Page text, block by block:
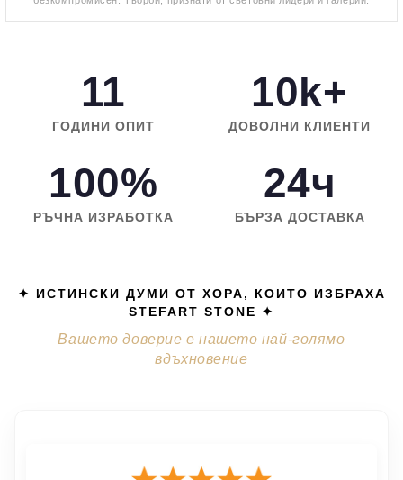
11
ГОДИНИ ОПИТ
10k+
ДОВОЛНИ КЛИЕНТИ
100%
РЪЧНА ИЗРАБОТКА
24ч
БЪРЗА ДОСТАВКА
✦ ИСТИНСКИ ДУМИ ОТ ХОРА, КОИТО ИЗБРАХА
STEFART STONE ✦
Вашето доверие е нашето най-голямо
вдъхновение